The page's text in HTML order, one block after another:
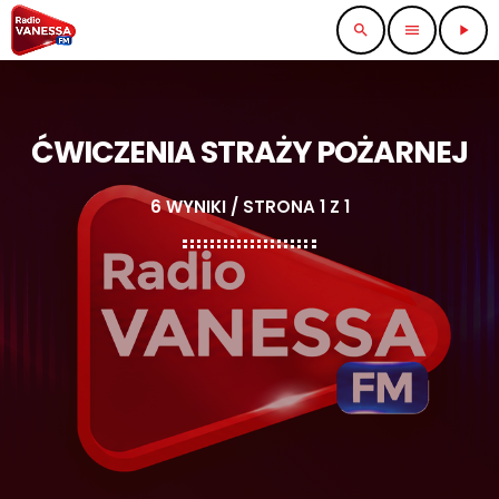
search menu play_arrow
ĆWICZENIA STRAŻY POŻARNEJ
6 WYNIKI / STRONA 1 Z 1